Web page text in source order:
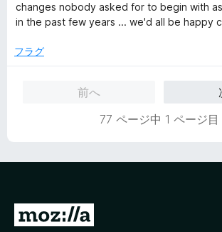
changes nobody asked for to begin with
in the past few years ... we'd all be happy
フラグ
前へ
77 ページ中 1 ページ目
M